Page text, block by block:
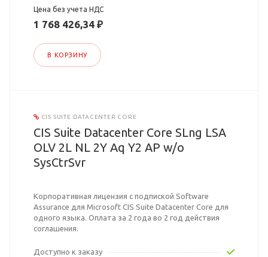
Цена без учета НДС
1 768 426,34 ₽
В КОРЗИНУ
CIS SUITE DATACENTER CORE
CIS Suite Datacenter Core SLng LSA
OLV 2L NL 2Y Aq Y2 AP w/o
SysCtrSvr
Корпоративная лицензия с подпиской Software
Assurance для Microsoft CIS Suite Datacenter Core для
одного языка. Оплата за 2 года во 2 год действия
соглашения.
Доступно к заказу